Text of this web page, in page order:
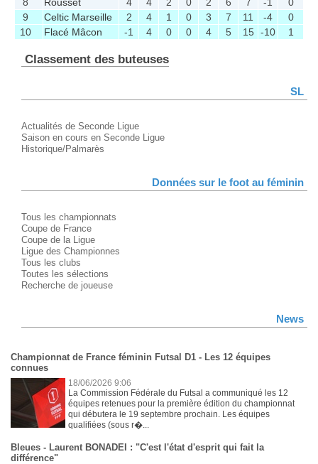
8
Rousset 4 4 2 0 2 6 7 -1
0
9
Celtic Marseille 2 4 1 0 3 7 11 -4
0
10
Flacé Mâcon -1 4 0 0 4 5 15 -10 1
Classement des buteuses
SL
Actualités de Seconde Ligue
Saison en cours en Seconde Ligue
Historique/Palmarès
Données sur le foot au féminin
Tous les championnats
Coupe de France
Coupe de la Ligue
Ligue des Championnes
Tous les clubs
Toutes les sélections
Recherche de joueuse
News
Championnat de France féminin Futsal D1 - Les 12 équipes
connues
18/06/2026 9:06
La Commission Fédérale du Futsal a communiqué les 12
équipes retenues pour la première édition du championnat
qui débutera le 19 septembre prochain. Les équipes
qualifiées (sous r�...
Bleues - Laurent BONADEI : "C'est l'état d'esprit qui fait la
différence"